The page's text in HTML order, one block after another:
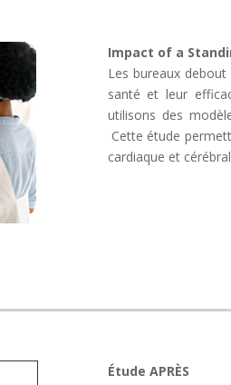
Impact of a
Les bureaux
santé et leur
utilisons des
Cette étude
cardiaque et
Étude APRÈS